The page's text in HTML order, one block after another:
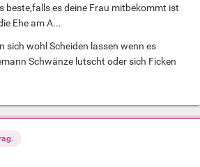
beste,falls es deine Frau mitbekommt ist
Ehe am A...
sich wohl Scheiden lassen wenn es
Schwänze lutscht oder sich Ficken